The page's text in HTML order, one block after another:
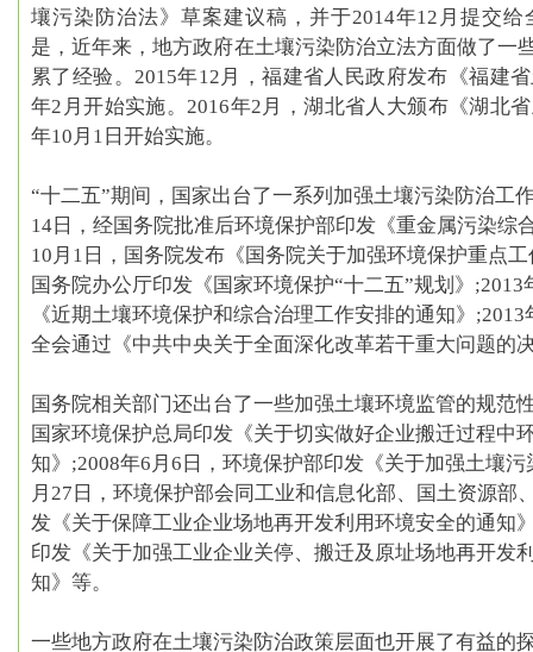
壤污染防治法》草案建议稿，并于2014年12月提交
是，近年来，地方政府在土壤污染防治立法方面做了一
累了经验。2015年12月，福建省人民政府发布 《福建
年2月开始实施。2016年2月，湖北省人大颁布 《湖北
年10月1日开始实施。
“十二五”期间，国家出台了一系列加强土壤污染防治工
14日，经国务院批准后环境保护部印发 《重金属污染综
10月1日，国务院发布 《国务院关于加强环境保护重点
国务院办公厅印发 《国家环境保护“十二五”规划》 ;2013
《近期土壤环境保护和综合治理工作安排的通知》 ;2013
全会通过《中共中央关于全面深化改革若干重大问题的
国务院相关部门还出台了一些加强土壤环境监管的规范
国家环境保护总局印发 《关于切实做好企业搬迁过程中
知》 ;2008年6月6日，环境保护部印发 《关于加强土壤
月27日，环境保护部会同工业和信息化部、国土资源部
发 《关于保障工业企业场地再开发利用环境安全的通知
印发 《关于加强工业企业关停、搬迁及原址场地再开发
知》 等。
一些地方政府在土壤污染防治政策层面也开展了有益的